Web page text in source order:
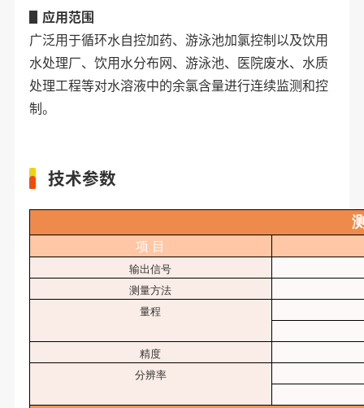
▋ 应用范围
广泛用于循环水自控加药、游泳池加氯控制以及饮用
水处理厂、饮用水分布网、游泳池、医院废水、水质
处理工程等对水溶液中的余氯含量进行连续监测和控
制。
技术参数
项 目
输出信号
测量方法
量程
精度
分辨率